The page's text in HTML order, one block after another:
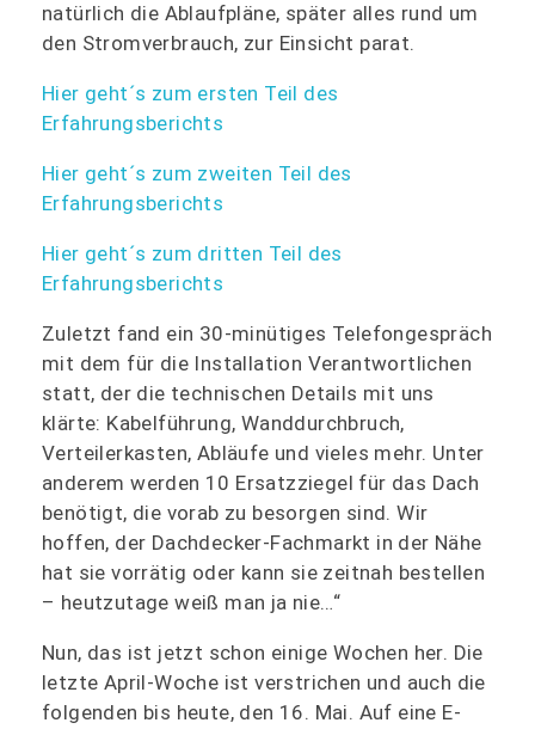
natürlich die Ablaufpläne, später alles rund um
den Stromverbrauch, zur Einsicht parat.
Hier geht´s zum ersten Teil des
Erfahrungsberichts
Hier geht´s zum zweiten Teil des
Erfahrungsberichts
Hier geht´s zum dritten Teil des
Erfahrungsberichts
Zuletzt fand ein 30-minütiges Telefongespräch
mit dem für die Installation Verantwortlichen
statt, der die technischen Details mit uns
klärte: Kabelführung, Wanddurchbruch,
Verteilerkasten, Abläufe und vieles mehr. Unter
anderem werden 10 Ersatzziegel für das Dach
benötigt, die vorab zu besorgen sind. Wir
hoffen, der Dachdecker-Fachmarkt in der Nähe
hat sie vorrätig oder kann sie zeitnah bestellen
– heutzutage weiß man ja nie…“
Nun, das ist jetzt schon einige Wochen her. Die
letzte April-Woche ist verstrichen und auch die
folgenden bis heute, den 16. Mai. Auf eine E-